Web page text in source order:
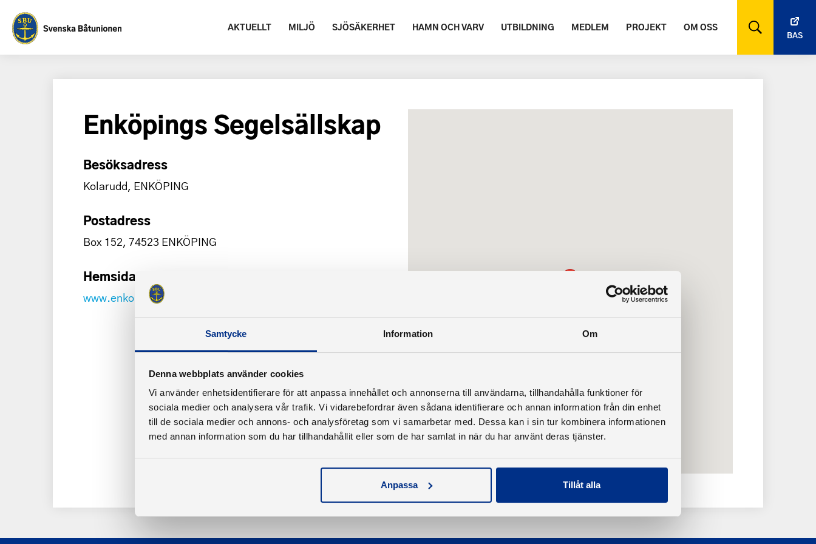
Samtycke Information Om
Denna webbplats använder cookies
Vi använder enhetsidentifierare för att anpassa innehållet och annonserna till användarna, tillhandahålla funktioner för
sociala medier och analysera vår trafik. Vi vidarebefordrar även sådana identifierare och annan information från din enhet
till de sociala medier och annons- och analysföretag som vi samarbetar med. Dessa kan i sin tur kombinera informationen
med annan information som du har tillhandahållit eller som de har samlat in när du har använt deras tjänster.
Anpassa Tillåt alla
AKTUELLT MILJÖ SJÖSÄKERHET HAMN OCH VARV UTBILDNING MEDLEM PROJEKT OM OSS
BAS
Enköpings Segelsällskap
Besöksadress
Kolarudd, ENKÖPING
Postadress
Box 152, 74523 ENKÖPING
Hemsida
www.enkopingssegelsallskap.se/